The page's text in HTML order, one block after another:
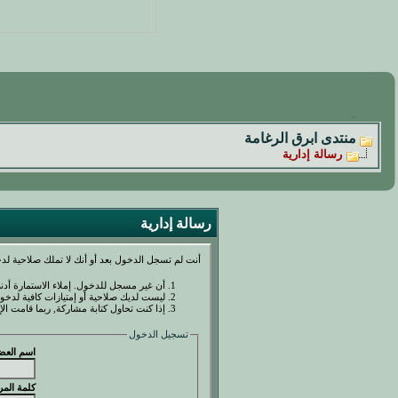
منتدى ابرق الرغامة
رسالة إدارية
رسالة إدارية
أنت لم تسجل الدخول بعد أو أنك لا تملك صلاحية
أن غير مسجل للدخول. إملاء الاستمارة
ليست لديك صلاحية أو إمتيازات كافية
إذا كنت تحاول كتابة مشاركة, ربما قامت
تسجيل الدخول
اسم
كلمة